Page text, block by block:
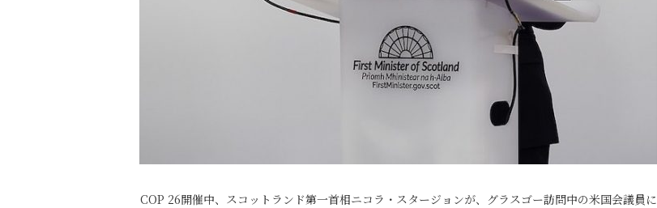
COP 26開催中、スコットランド第一首相ニコラ・スタージョンが、グラスゴー訪問中の米国会議員に